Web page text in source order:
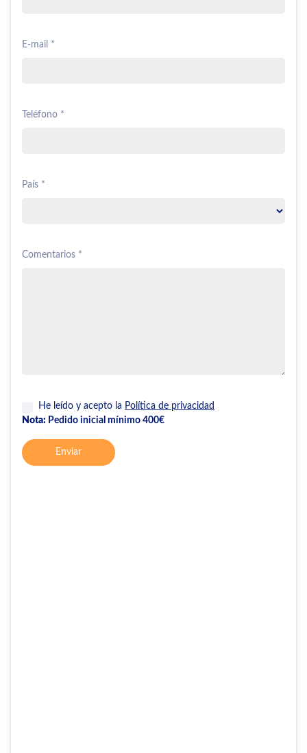
E-mail *
Teléfono *
País *
Comentarios *
He leído y acepto la Política de privacidad
Nota: Pedido inicial mínimo 400€
Enviar